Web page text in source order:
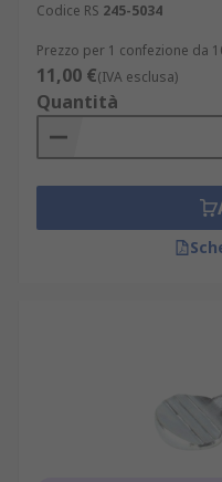
Codice RS 245-5034
Prezzo per 1 confezione da
11,00 €(IVA esclusa)
Quantità